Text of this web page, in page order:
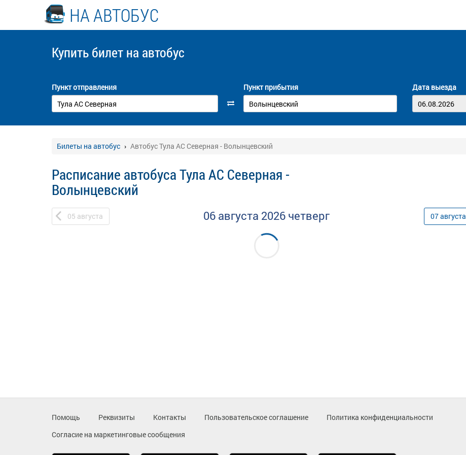
НА АВТОБУС
Купить билет на автобус
Пункт отправления Пункт прибытия Дата выезда
Билеты на автобус Автобус Тула АС Северная - Волынцевский
Расписание автобуса Тула АС Северная -
Волынцевский
05 августа 06 августа 2026 четверг 07августа
Помощь Реквизиты Контакты Пользовательское соглашение
Политика конфиденциальности
Согласие на маркетинговые сообщения